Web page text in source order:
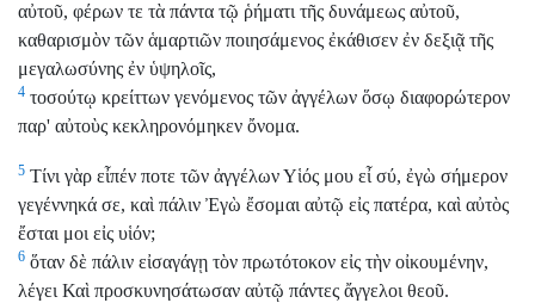
αὐτοῦ, φέρων τε τὰ πάντα τῷ ῥήματι τῆς δυνάμεως αὐτοῦ,
καθαρισμὸν τῶν ἁμαρτιῶν ποιησάμενος ἐκάθισεν ἐν δεξιᾷ τῆς
μεγαλωσύνης ἐν ὑψηλοῖς,
4 τοσούτῳ κρείττων γενόμενος τῶν ἀγγέλων ὅσῳ διαφορώτερον
παρ' αὐτοὺς κεκληρονόμηκεν ὄνομα.
5 Τίνι γὰρ εἶπέν ποτε τῶν ἀγγέλων Υἱός μου εἶ σύ, ἐγὼ σήμερον
γεγέννηκά σε, καὶ πάλιν Ἐγὼ ἔσομαι αὐτῷ εἰς πατέρα, καὶ αὐτὸς
ἔσται μοι εἰς υἱόν;
6 ὅταν δὲ πάλιν εἰσαγάγῃ τὸν πρωτότοκον εἰς τὴν οἰκουμένην,
λέγει Καὶ προσκυνησάτωσαν αὐτῷ πάντες ἄγγελοι θεοῦ.